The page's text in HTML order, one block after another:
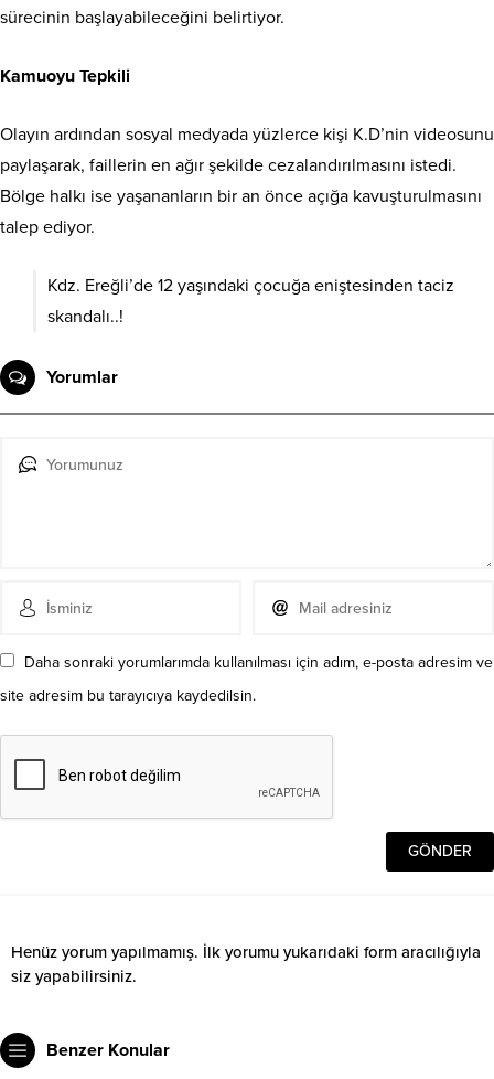
sürecinin başlayabileceğini belirtiyor.
Kamuoyu Tepkili
Olayın ardından sosyal medyada yüzlerce kişi K.D’nin videosunu
paylaşarak, faillerin en ağır şekilde cezalandırılmasını istedi.
Bölge halkı ise yaşananların bir an önce açığa kavuşturulmasını
talep ediyor.
Kdz. Ereğli’de 12 yaşındaki çocuğa eniştesinden taciz
skandalı..!
Yorumlar
Daha sonraki yorumlarımda kullanılması için adım, e-posta adresim ve
site adresim bu tarayıcıya kaydedilsin.
Henüz yorum yapılmamış. İlk yorumu yukarıdaki form aracılığıyla
siz yapabilirsiniz.
Benzer Konular